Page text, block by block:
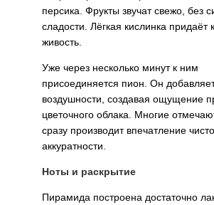
персика. Фрукты звучат свежо, без
сладости. Лёгкая кислинка придаёт
живость.
Уже через несколько минут к ним
присоединяется пион. Он
воздушности, создавая ощущение
цветочного облака. Многие
сразу производит впечатление
аккуратности.
Ноты и раскрытие
Пирамида построена достаточно